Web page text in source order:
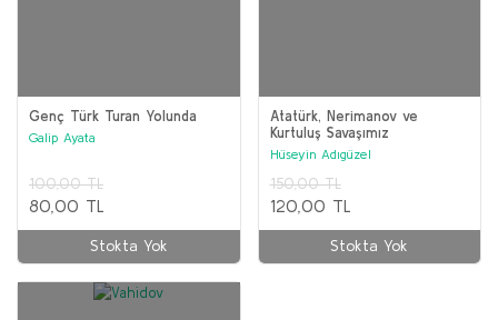
Genç Türk Turan Yolunda
Galip Ayata
100,00 TL
80,00 TL
Stokta Yok
Atatürk, Nerimanov ve
Kurtuluş Savaşımız
Hüseyin Adıgüzel
150,00 TL
120,00 TL
Stokta Yok